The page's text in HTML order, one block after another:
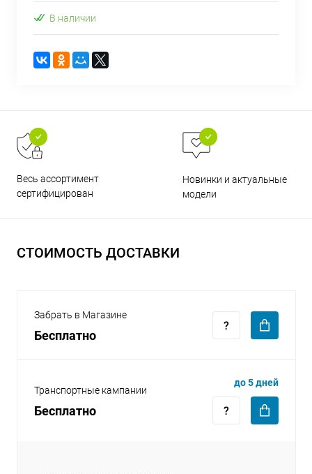
В наличии
Весь ассортимент
сертифицирован
Новинки и актуальные
модели
СТОИМОСТЬ ДОСТАВКИ
Забрать в Магазине
Бесплатно
Транспортные кампании
Бесплатно
до 5 дней
раз в 2 недели